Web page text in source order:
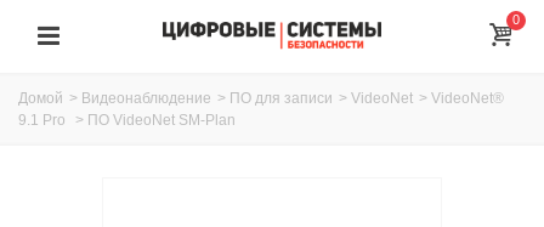
0
Домой > Видеонаблюдение > ПО для записи > VideoNet > VideoNet®
9.1 Pro
> ПО VideoNet SM-Plan